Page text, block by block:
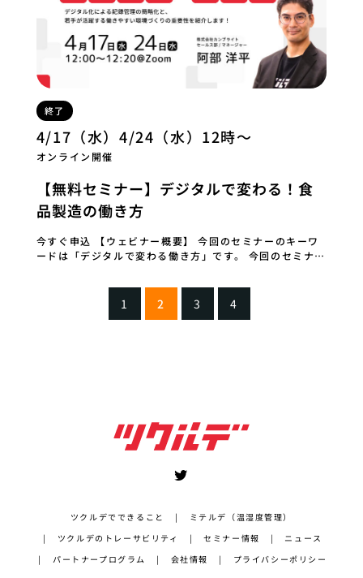
終了
4/17（水）4/24（水）12時～
オンライン開催
【無料セミナー】デジタルで変わる！食
品製造の働き方
今すぐ申込 【ウェビナー概要】 今回のセミナーのキーワ
ードは「デジタルで変わる働き方」です。 今回のセミナー
1 2 3 4
ツクルデでできること
ミテルデ（温湿度管理）
ツクルデのトレーサビリティ
セミナー情報
ニュース
パートナープログラム
会社情報 プライバシーポリシー